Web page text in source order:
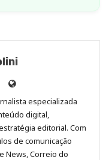
Site
de
Anny
Malagolini
especializada
digital,
editorial. Com
de comunicação
News, Correio do